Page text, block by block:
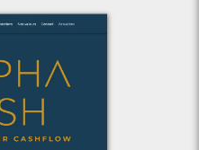
Voir le projet